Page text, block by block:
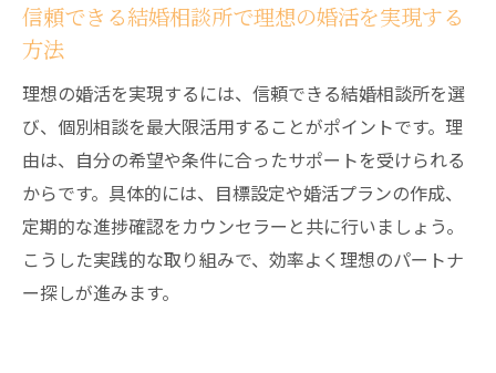
信頼できる結婚相談所で理想の婚活を実現する
方法
理想の婚活を実現するには、信頼できる結婚相談所を選
び、個別相談を最大限活用することがポイントです。理
由は、自分の希望や条件に合ったサポートを受けられる
からです。具体的には、目標設定や婚活プランの作成、
定期的な進捗確認をカウンセラーと共に行いましょう。
こうした実践的な取り組みで、効率よく理想のパートナ
ー探しが進みます。